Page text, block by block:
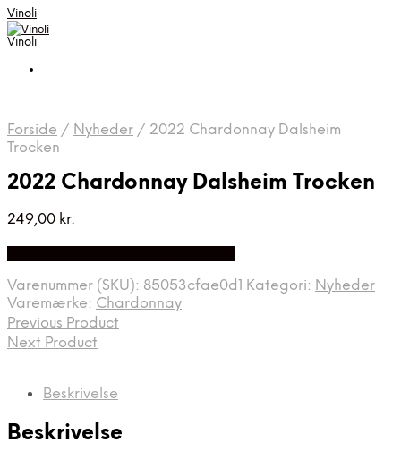
Vinoli
Vinoli
Forside / Nyheder / 2022 Chardonnay Dalsheim
Trocken
2022 Chardonnay Dalsheim Trocken
249,00 kr.
Varenummer (SKU): 85053cfae0d1 Kategori: Nyheder
Varemærke: Chardonnay
Previous Product
Next Product
Beskrivelse
Beskrivelse